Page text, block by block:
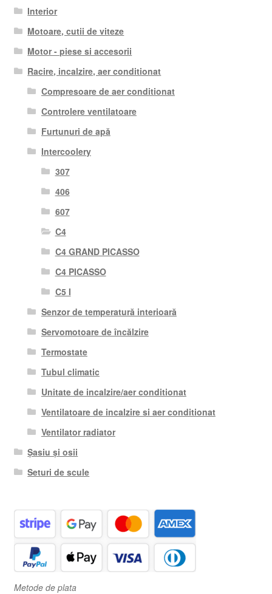
Interior
Motoare, cutii de viteze
Motor - piese si accesorii
Racire, incalzire, aer conditionat
Compresoare de aer conditionat
Controlere ventilatoare
Furtunuri de apă
Intercoolery
307
406
607
C4
C4 GRAND PICASSO
C4 PICASSO
C5 I
Senzor de temperatură interioară
Servomotoare de încălzire
Termostate
Tubul climatic
Unitate de incalzire/aer conditionat
Ventilatoare de incalzire si aer conditionat
Ventilator radiator
Șasiu și osii
Seturi de scule
Metode de plata